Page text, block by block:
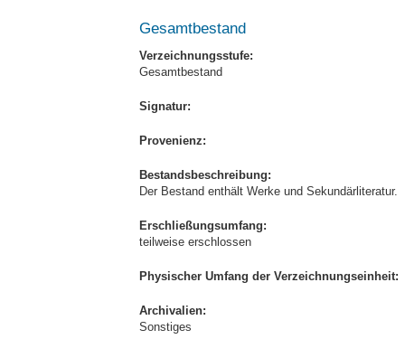
Gesamtbestand
Verzeichnungsstufe:
Gesamtbestand
Signatur:
Provenienz:
Bestandsbeschreibung:
Der Bestand enthält Werke und Sekundärliteratur.
Erschließungsumfang:
teilweise erschlossen
Physischer Umfang der Verzeichnungseinheit:
Archivalien:
Sonstiges